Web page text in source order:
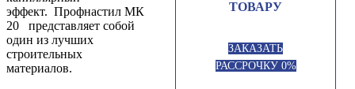
эффект. Профнастил МК
20 представляет собой
один из лучших
строительных
материалов.
ТОВАРУ
ЗАКАЗАТЬ
РАССРОЧКУ 0%